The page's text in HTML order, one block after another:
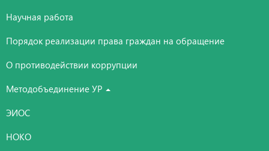
Научная работа
Порядок реализации права граждан на обращение
О противодействии коррупции
Методобъединение УР
ЭИОС
НОКО